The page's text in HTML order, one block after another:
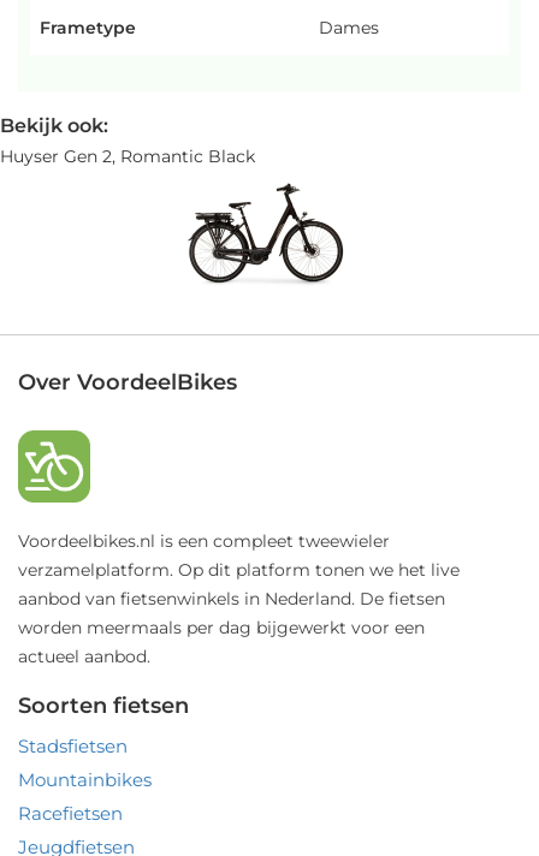
Frametype Dames
Bekijk ook:
Huyser Gen 2, Romantic Black
Over VoordeelBikes
Voordeelbikes.nl is een compleet tweewieler
verzamelplatform. Op dit platform tonen we het live
aanbod van fietsenwinkels in Nederland. De fietsen
worden meermaals per dag bijgewerkt voor een
actueel aanbod.
Soorten fietsen
Stadsfietsen
Mountainbikes
Racefietsen
Jeugdfietsen